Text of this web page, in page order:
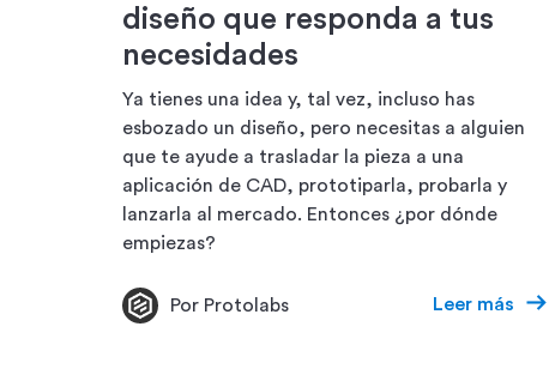
diseño que responda a tus
necesidades
Ya tienes una idea y, tal vez, incluso has
esbozado un diseño, pero necesitas a alguien
que te ayude a trasladar la pieza a una
aplicación de CAD, prototiparla, probarla y
lanzarla al mercado. Entonces ¿por dónde
empiezas?
Por Protolabs Leer más